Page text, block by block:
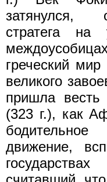
затянулся,
стратега на
греческий
великого
пришла весть
(323 г.), как
движение,